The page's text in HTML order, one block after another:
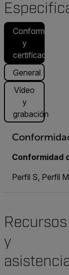
Conformidad
y
certificaciones
General
Vídeo
y
grabación
Conformidad
Perfil S, Perfil
Recursos
y